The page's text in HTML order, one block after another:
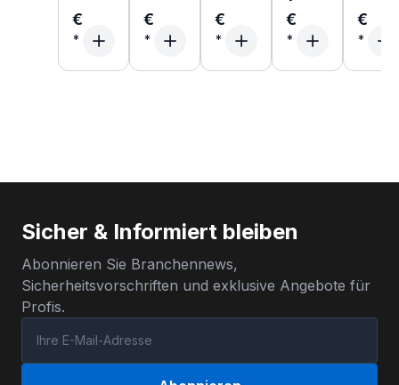
€ € €
€
€
Sicher & Informiert bleiben
Abonnieren Sie Branchennews,
Sicherheitsvorschriften und exklusive Angebote für
Profis.